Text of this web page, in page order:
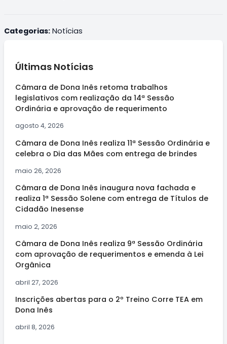
Categorias: Notícias
Últimas Notícias
Câmara de Dona Inês retoma trabalhos
legislativos com realização da 14ª Sessão
Ordinária e aprovação de requerimento
agosto 4, 2026
Câmara de Dona Inês realiza 11ª Sessão Ordinária e
celebra o Dia das Mães com entrega de brindes
maio 26, 2026
Câmara de Dona Inês inaugura nova fachada e
realiza 1ª Sessão Solene com entrega de Títulos de
Cidadão Inesense
maio 2, 2026
Câmara de Dona Inês realiza 9ª Sessão Ordinária
com aprovação de requerimentos e emenda à Lei
Orgânica
abril 27, 2026
Inscrições abertas para o 2º Treino Corre TEA em
Dona Inês
abril 8, 2026